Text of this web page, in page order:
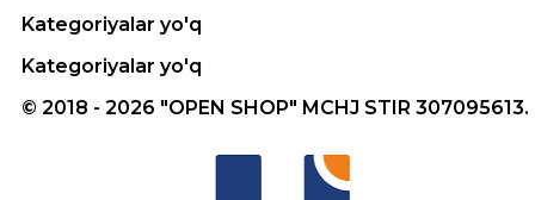
Kategoriyalar yo'q
Kategoriyalar yo'q
© 2018 - 2026 "OPEN SHOP" MCHJ STIR 307095613.